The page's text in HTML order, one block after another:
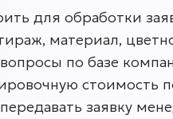
для обработки
материал,
по базе
стоимость
заявку